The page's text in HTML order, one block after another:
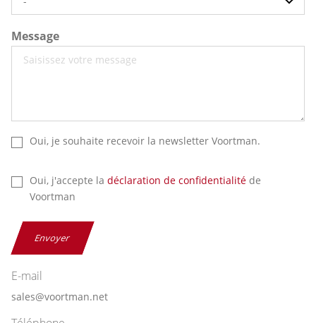
Message
Oui, je souhaite recevoir la newsletter Voortman.
Oui, j'accepte la déclaration de confidentialité de
Voortman
Envoyer
E-mail
sales@voortman.net